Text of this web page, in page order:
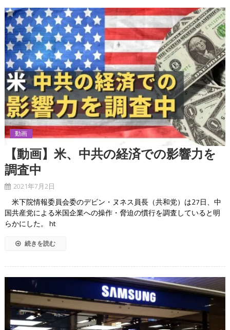
動画
【動画】米、中共の経済での影響力を
調査中
2021年7月2日
米下院情報委員会委のデビン・ヌネス員長（共和党）は27日、中
国共産党による米国企業への操作・脅迫の慣行を調査していると明
らかにした。 ht
続きを読む